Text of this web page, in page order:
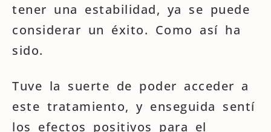
tener una estabilidad, ya se puede
considerar un éxito. Como así ha
sido.
Tuve la suerte de poder acceder a
este tratamiento, y enseguida sentí
los efectos positivos para el